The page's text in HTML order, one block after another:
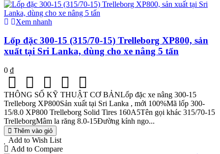
Xem nhanh
Lốp đặc 300-15 (315/70-15) Trelleborg XP800, sản
xuất tại Sri Lanka, dùng cho xe nâng 5 tấn
0 ₫
THÔNG SỐ KỸ THUẬT CƠ BẢNLốp đặc xe nâng 300-15
Trelleborg XP800Sản xuất tại Sri Lanka , mới 100%Mã lốp 300-
15/8.0 XP800 Trelleborg Solid Tires 160A5Tên gọi khác 315/70-15
TrelleborgMâm la răng 8.0-15Đường kính ngo...
Thêm vào giỏ
Add to Wish List
Add to Compare